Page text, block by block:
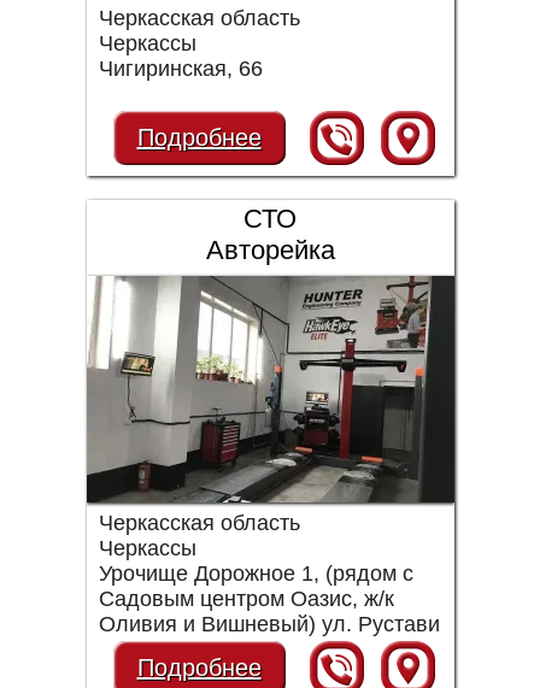
Черкасская область
Черкассы
Чигиринская, 66
Подробнее
СТО
Авторейка
Черкасская область
Черкассы
Урочище Дорожное 1, (рядом с
Садовым центром Оазис, ж/к
Оливия и Вишневый) ул. Рустави
Подробнее